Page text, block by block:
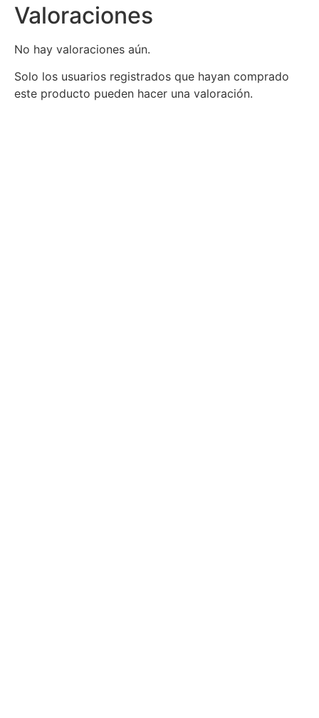
Valoraciones
No hay valoraciones aún.
Solo los usuarios registrados que hayan comprado
este producto pueden hacer una valoración.